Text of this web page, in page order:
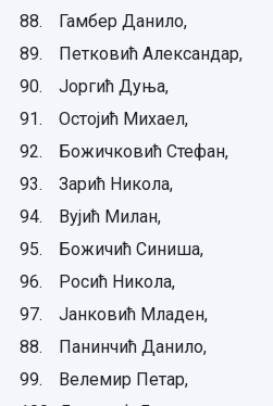
88.
Гамбер Данило,
89.
Петковић Александар,
90.
Јоргић Дуња,
91.
Остојић Михаел,
92.
Божичковић Стефан,
93.
Зарић Никола,
94.
Вујић Милан,
95.
Божичић Синиша,
96.
Росић Никола,
97.
Јанковић Младен,
88.
Панинчић Данило,
99.
Велемир Петар,